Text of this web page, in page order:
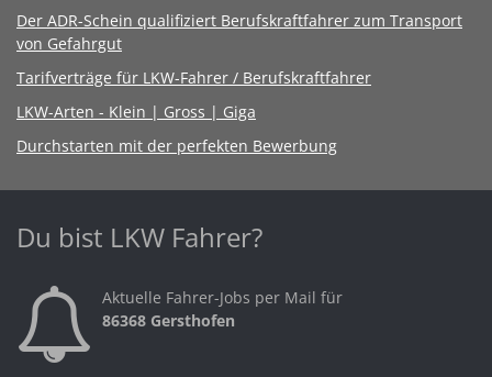
Der ADR-Schein qualifiziert Berufskraftfahrer zum Transport
von Gefahrgut
Tarifverträge für LKW-Fahrer / Berufskraftfahrer
LKW-Arten - Klein | Gross | Giga
Durchstarten mit der perfekten Bewerbung
Du bist LKW Fahrer?
Aktuelle Fahrer-Jobs per Mail für
86368 Gersthofen